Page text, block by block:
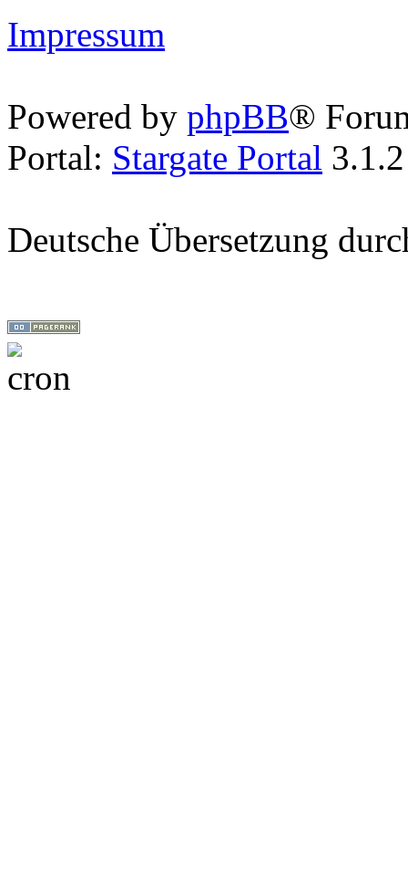
Impressum
Powered by phpBB®
Portal: Stargate Portal
Deutsche Übersetzung